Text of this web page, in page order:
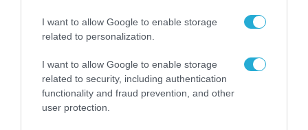
I want to allow Google to enable storage
related to personalization.
I want to allow Google to enable storage
related to security, including authentication
functionality and fraud prevention, and other
user protection.